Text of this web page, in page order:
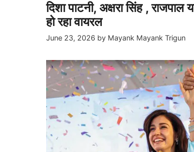
दिशा पाटनी, अक्षरा सिंह ,
हो रहा वायरल
June 23, 2026 by Mayank Mayank Trigun